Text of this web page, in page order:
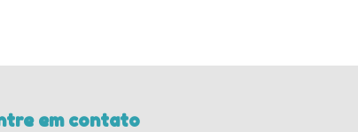
em contato